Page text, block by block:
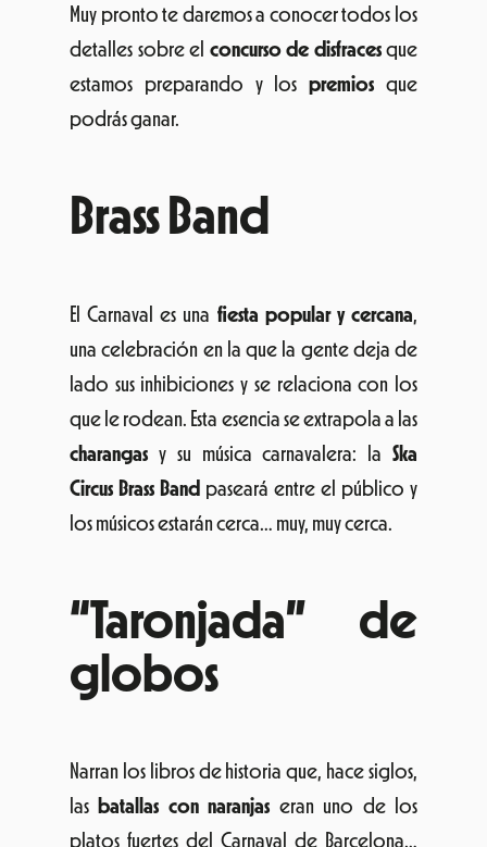
Muy pronto te daremos a conocer todos los
detalles sobre el concurso de disfracesque
estamos preparando y lospremios que
podrás ganar.
Brass Band
El Carnaval es una fiesta popular y cercana,
una celebración en la que la gente deja de
lado sus inhibiciones y se relaciona con los
que le rodean. Esta esencia se extrapola a las
charangas y su música carnavalera: la Ska
Circus Brass Band paseará entre el público y
los músicos estarán cerca… muy, muy cerca.
“Taronjada” de
globos
Narran los libros de historia que, hace siglos,
las batallas con naranjas eran uno de los
platos fuertes del Carnaval de Barcelona…